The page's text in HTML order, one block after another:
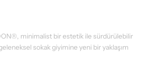
minimalist bir estetik ile sürdürülebilir
sokak giyimine yeni bir yaklaşım